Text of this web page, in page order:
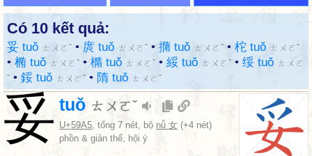
Có 10 kết quả:
妥 tuǒ ㄊㄨㄛˇ • 庹 tuǒ ㄊㄨㄛˇ • 撱 tuǒ ㄊㄨㄛˇ • 柁 tuǒ ㄊㄨㄛˇ
• 椭 tuǒ ㄊㄨㄛˇ • 橢 tuǒ ㄊㄨㄛˇ • 綏 tuǒ ㄊㄨㄛˇ • 绥 tuǒ ㄊㄨㄛ
ˇ • 鋖 tuǒ ㄊㄨㄛˇ • 隋 tuǒ ㄊㄨㄛˇ
妥 tuǒ ㄊㄨㄛˇ
U+59A5, tổng 7 nét, bộ nǚ 女 (+4 nét)
phồn & giản thể, hội ý